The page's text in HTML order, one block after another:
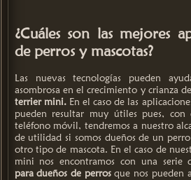
¿Cuáles son las mejores
de perros y mascotas?
Las nuevas tecnologías pueden
asombrosa en el crecimiento y crianza
terrier mini.En el caso de las
pueden resultar muy útiles pues,
teléfono móvil, tendremos a nuestro
de utilidad si somos dueños de un perro
otro tipo de mascota. En el caso de
mini nos encontramos con una serie
para dueños de perrosque nos pueden